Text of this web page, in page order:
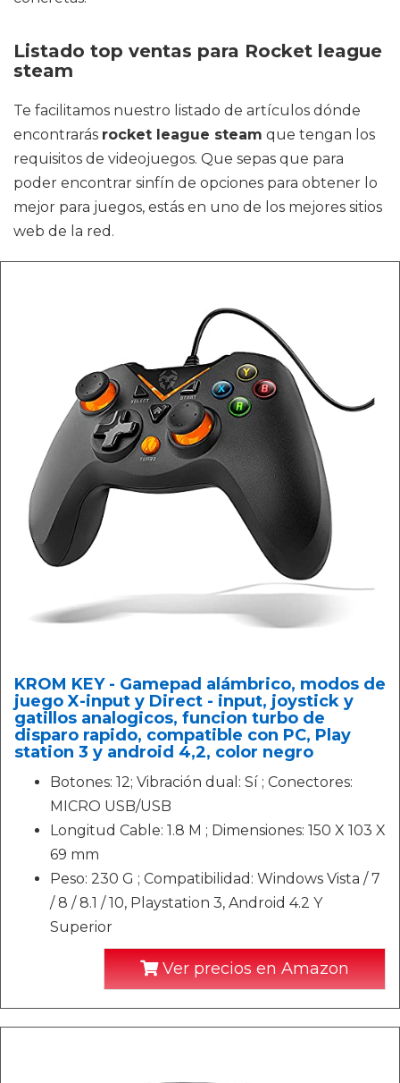
Listado top ventas para Rocket league
steam
Te facilitamos nuestro listado de artículos dónde
encontrarás rocket league steam que tengan los
requisitos de videojuegos. Que sepas que para
poder encontrar sinfín de opciones para obtener lo
mejor para juegos, estás en uno de los mejores sitios
web de la red.
KROM KEY - Gamepad alámbrico, modos de
juego X-input y Direct - input, joystick y
gatillos analogicos, funcion turbo de
disparo rapido, compatible con PC, Play
station 3 y android 4,2, color negro
Botones: 12; Vibración dual: Sí ; Conectores:
MICRO USB/USB
Longitud Cable: 1.8 M ; Dimensiones: 150 X 103 X
69 mm
Peso: 230 G ; Compatibilidad: Windows Vista / 7
/ 8 / 8.1 / 10, Playstation 3, Android 4.2 Y
Superior
Ver precios en Amazon